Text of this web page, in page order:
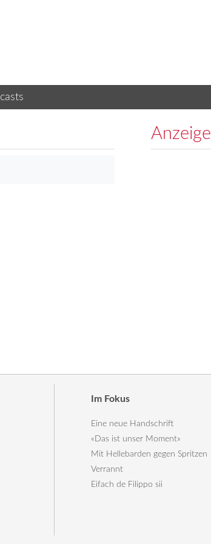
Anzeige
Im Fokus
Eine neue Handschrift
«Das ist unser Moment»
Mit Hellebarden gegen Spritzen
Verrannt
Eifach de Filippo sii